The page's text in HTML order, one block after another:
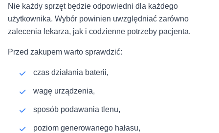
Nie każdy sprzęt będzie odpowiedni dla każdego
użytkownika. Wybór powinien uwzględniać zarówno
zalecenia lekarza, jak i codzienne potrzeby pacjenta.
Przed zakupem warto sprawdzić:
czas działania baterii,
wagę urządzenia,
sposób podawania tlenu,
poziom generowanego hałasu,